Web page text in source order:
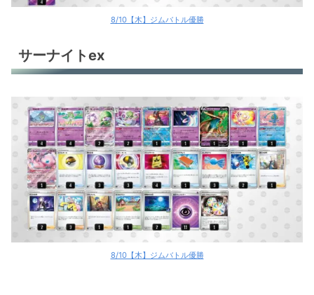
8/10【木】ジムバトル優勝
サーナイトex
8/10【木】ジムバトル優勝